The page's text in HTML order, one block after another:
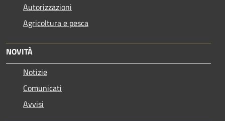
Autorizzazioni
Agricoltura e pesca
NOVITÀ
Notizie
Comunicati
Avvisi